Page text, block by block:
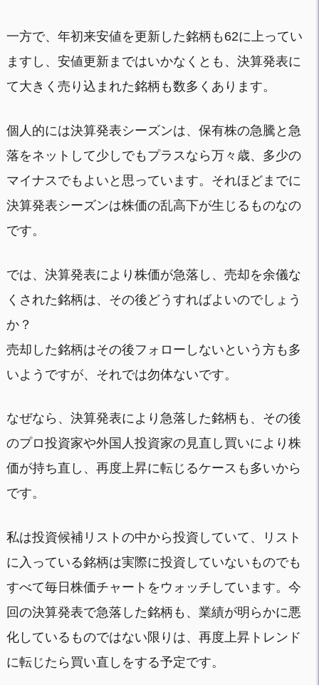
一方で、年初来安値を更新した銘柄も62に上ってい
ますし、安値更新まではいかなくとも、決算発表に
て大きく売り込まれた銘柄も数多くあります。
個人的には決算発表シーズンは、保有株の急騰と急
落をネットして少しでもプラスなら万々歳、多少の
マイナスでもよいと思っています。それほどまでに
決算発表シーズンは株価の乱高下が生じるものなの
です。
では、決算発表により株価が急落し、売却を余儀な
くされた銘柄は、その後どうすればよいのでしょう
か？
売却した銘柄はその後フォローしないという方も多
いようですが、それでは勿体ないです。
なぜなら、決算発表により急落した銘柄も、その後
のプロ投資家や外国人投資家の見直し買いにより株
価が持ち直し、再度上昇に転じるケースも多いから
です。
私は投資候補リストの中から投資していて、リスト
に入っている銘柄は実際に投資していないものでも
すべて毎日株価チャートをウォッチしています。今
回の決算発表で急落した銘柄も、業績が明らかに悪
化しているものではない限りは、再度上昇トレンド
に転じたら買い直しをする予定です。